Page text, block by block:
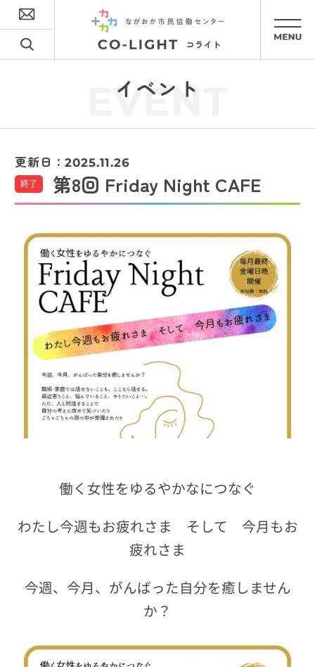
イベント
EVENT
更新日：2025.11.26
終了 第8回 Friday Night CAFE
働く女性をゆるやかなにつなぐ
わたし今週もお疲れさま そして 今月もお
疲れさま
今週、今月、がんばった自分を癒しません
か？